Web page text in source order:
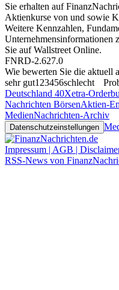
Sie erhalten auf
Aktienkurse von und sowie
Weitere Kennzahlen,
Sie aufWallstreet Online.
FNRD-2.627.0
Wie bewerten Sie die aktuell
sehr gut1 23456schlecht
Deutschland 40Xetra-
Nachrichten BörsenAktien-
MedienNachrichten-Archiv
Datenschutzeinstellungen
Impressum | AGB |
RSS-News von